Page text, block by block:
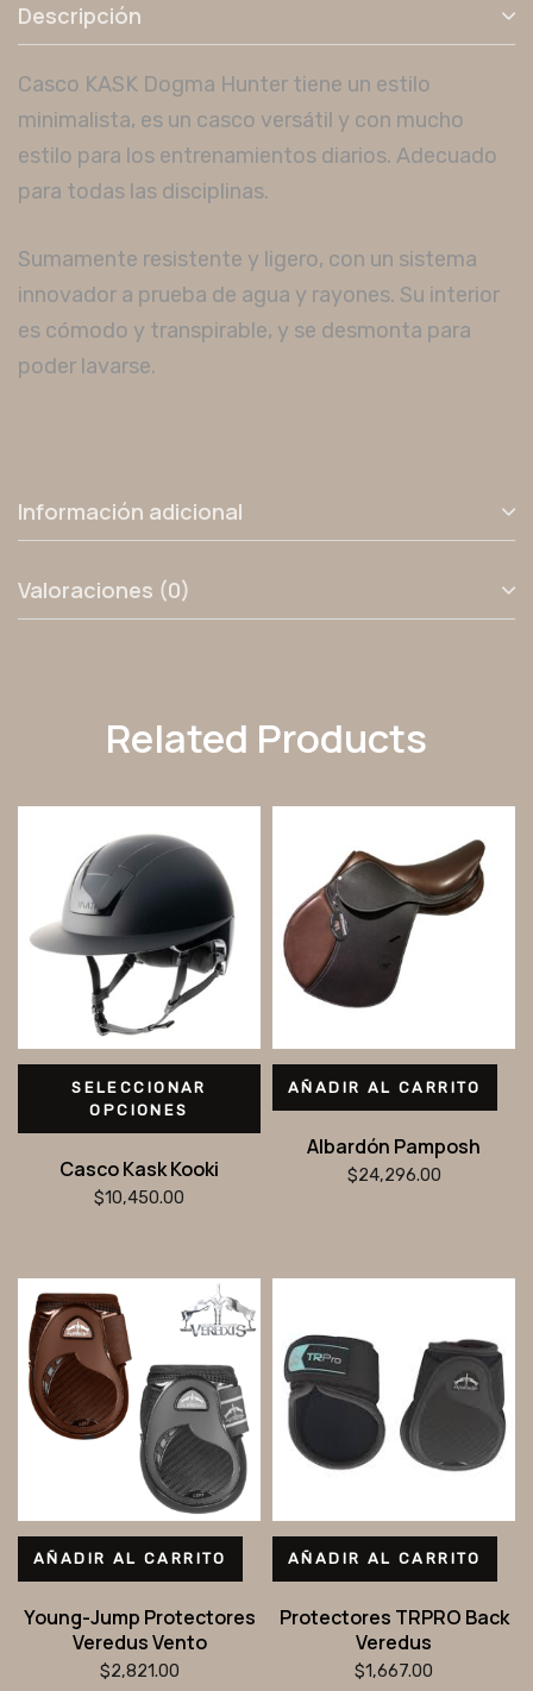
Descripción
Casco KASK Dogma Hunter tiene un estilo
minimalista, es un casco versátil y con mucho
estilo para los entrenamientos diarios. Adecuado
para todas las disciplinas.
Sumamente resistente y ligero, con un sistema
innovador a prueba de agua y rayones. Su interior
es cómodo y transpirable, y se desmonta para
poder lavarse.
Información adicional
Valoraciones (0)
Related Products
SELECCIONAR
OPCIONES
Casco Kask Kooki
$10,450.00
AÑADIR AL CARRITO
Albardón Pamposh
$24,296.00
AÑADIR AL CARRITO
Young-Jump Protectores
Veredus Vento
$2,821.00
AÑADIR AL CARRITO
Protectores TRPRO Back
Veredus
$1,667.00